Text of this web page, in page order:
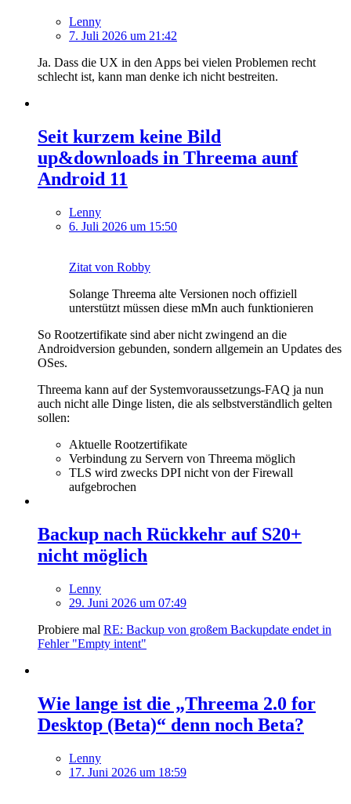
Lenny
7. Juli 2026 um 21:42
Ja. Dass die UX in den Apps bei vielen Problemen recht
schlecht ist, kann man denke ich nicht bestreiten.
Seit kurzem keine Bild
up&downloads in Threema aunf
Android 11
Lenny
6. Juli 2026 um 15:50
Zitat von Robby
Solange Threema alte Versionen noch offiziell
unterstützt müssen diese mMn auch funktionieren
So Rootzertifikate sind aber nicht zwingend an die
Androidversion gebunden, sondern allgemein an Updates des
OSes.
Threema kann auf der Systemvoraussetzungs-FAQ ja nun
auch nicht alle Dinge listen, die als selbstverständlich gelten
sollen:
Aktuelle Rootzertifikate
Verbindung zu Servern von Threema möglich
TLS wird zwecks DPI nicht von der Firewall
aufgebrochen
Backup nach Rückkehr auf S20+
nicht möglich
Lenny
29. Juni 2026 um 07:49
Probiere mal RE: Backup von großem Backupdate endet in
Fehler "Empty intent"
Wie lange ist die „Threema 2.0 for
Desktop (Beta)“ denn noch Beta?
Lenny
17. Juni 2026 um 18:59